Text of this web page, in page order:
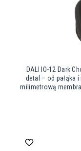
DALI IO-12 Dark
detal – od pałąka
milimetrową